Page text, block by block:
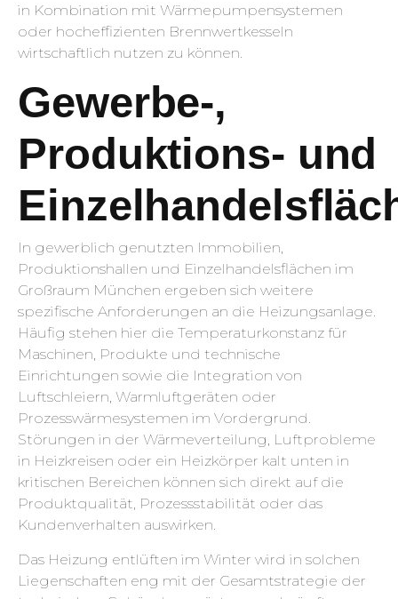
in Kombination mit Wärmepumpensystemen
oder hocheffizienten Brennwertkesseln
wirtschaftlich nutzen zu können.
Gewerbe-,
Produktions- und
In gewerblich genutzten Immobilien,
Produktionshallen und Einzelhandelsflächen im
Großraum München ergeben sich weitere
spezifische Anforderungen an die Heizungsanlage.
Häufig stehen hier die Temperaturkonstanz für
Maschinen, Produkte und technische
Einrichtungen sowie die Integration von
Luftschleiern, Warmluftgeräten oder
Prozesswärmesystemen im Vordergrund.
Störungen in der Wärmeverteilung, Luftprobleme
in Heizkreisen oder ein Heizkörper kalt unten in
kritischen Bereichen können sich direkt auf die
Produktqualität, Prozessstabilität oder das
Kundenverhalten auswirken.
Das Heizung entlüften im Winter wird in solchen
Liegenschaften eng mit der Gesamtstrategie der